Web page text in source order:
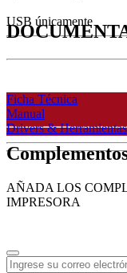
USB únicamente
Ficha Técnica
Manual
Drivers & Herramientas
AÑADA LOS
IMPRESORA